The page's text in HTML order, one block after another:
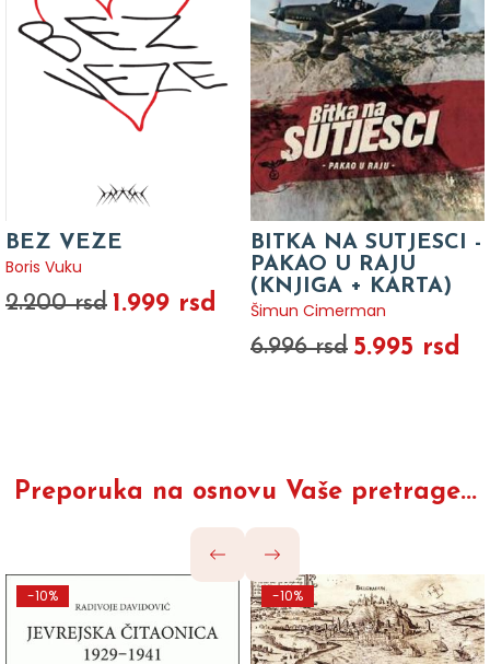
BEZ VEZE
Boris Vuku
2.200 rsd 1.999 rsd
BITKA NA SUTJESCI -
PAKAO U RAJU
(KNJIGA + KARTA)
Šimun Cimerman
6.996 rsd 5.995 rsd
Preporuka na osnovu Vaše pretrage...
-10% -10%